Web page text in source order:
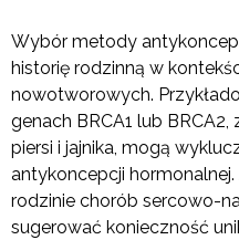
Wybór metody
historię rodzinną w
nowotworowych.
genach BRCA1 lub
piersi i jajnika, mogą
antykoncepcji
rodzinie chorób sercowo-
sugerować konieczność